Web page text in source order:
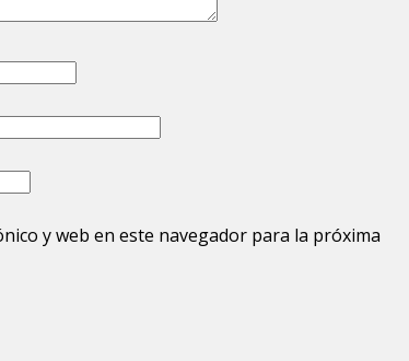
y web en este navegador para la próxima